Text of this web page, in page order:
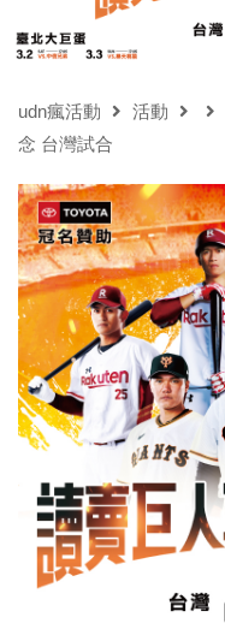
udn瘋活動 活動
念 台灣試合